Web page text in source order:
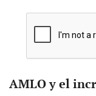
AMLO y el